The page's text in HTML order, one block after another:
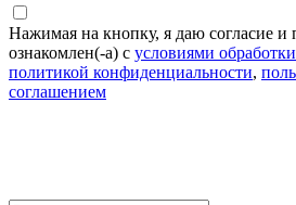
Нажимая на кнопку, я даю согласие и
ознакомлен(-а) с условиями
политикой конфиденциальности,
соглашением